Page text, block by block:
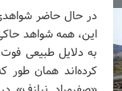
در حال حاضر
این، همه شواهد
به دلایل طبیعی